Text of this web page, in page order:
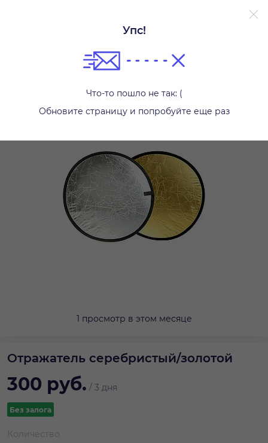
Упс!
Что-то пошло не так: (
Обновите страницу и попробуйте еще раз
1 просмотр в этом месяце
Отражатель серебристый/золотой
300 руб. / 3 дня
Без залога
Количество